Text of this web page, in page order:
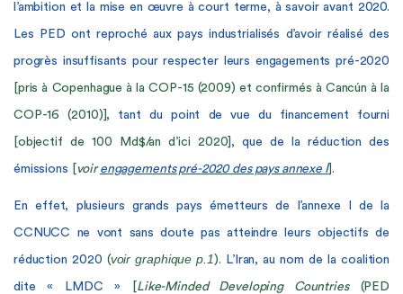
l’ambition et la mise en œuvre à court terme, à savoir avant 2020.
Les PED ont reproché aux pays industrialisés d’avoir réalisé des
progrès insuffisants pour respecter leurs engagements pré-2020
[pris à Copenhague à la COP-15 (2009) et confirmés à Cancún à la
COP-16 (2010)] , tant du point de vue du financement fourni
[objectif de 100 Md$/an d’ici 2020] , que de la réduction des
émissions voirengagements pré-2020 des pays annexe I] .
En effet, plusieurs grands pays émetteurs de l’annexe I de la
CCNUCC ne vont sans doute pas atteindre leurs objectifs de
réduction 2020 (voir graphique p.1). L’Iran, au nom de la coalition
dite « LMDC » [Like-Minded Developing Countries(PED